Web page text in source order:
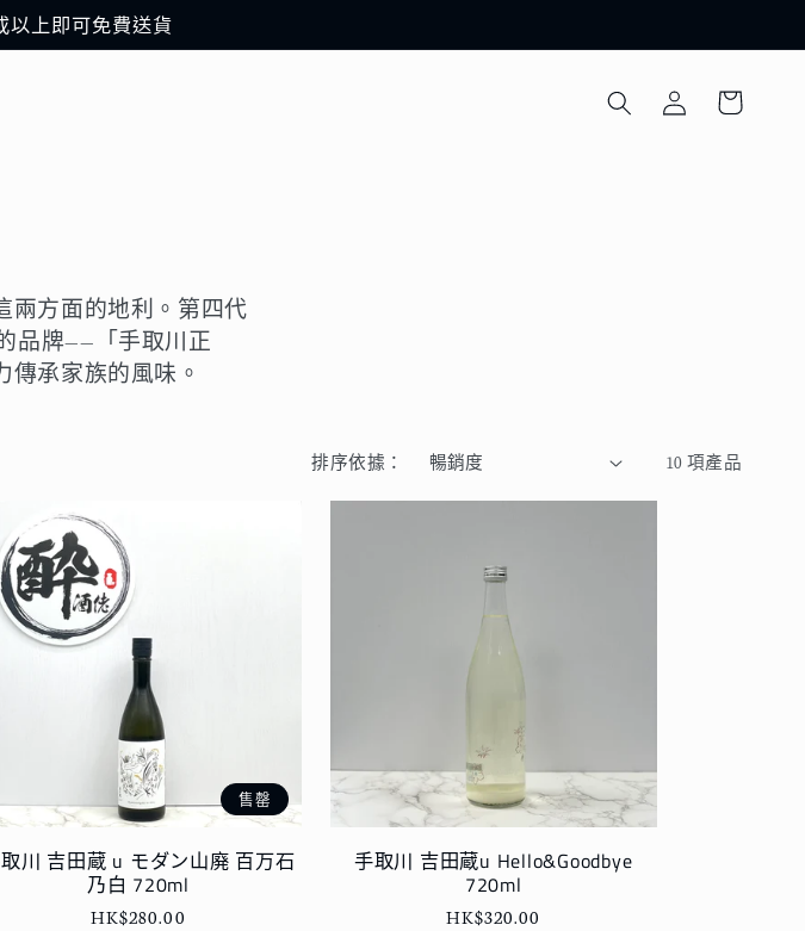
以上即可免費送貨
登
入
物
兩方面的地利。第四代
品牌——「手取川正
承家族的風味。
排序依據： 10 項產品
售罄
川 吉田蔵 u モダン山廃 百万石
乃白 720ml
定
HK$280.00
手取川 吉田蔵u Hello&Goodbye
720ml
定
HK$320.00